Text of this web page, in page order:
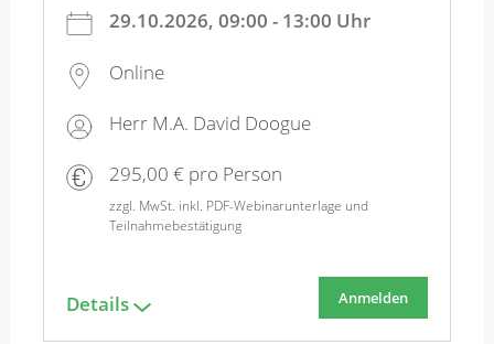
29.10.2026, 09:00 - 13:00 Uhr
Online
Herr M.A. David Doogue
295,00 € pro Person
zzgl. MwSt. inkl. PDF-Webinarunterlage und
Teilnahmebestätigung
Details Anmelden